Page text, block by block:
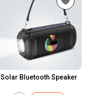
Solar Bluetooth Speaker